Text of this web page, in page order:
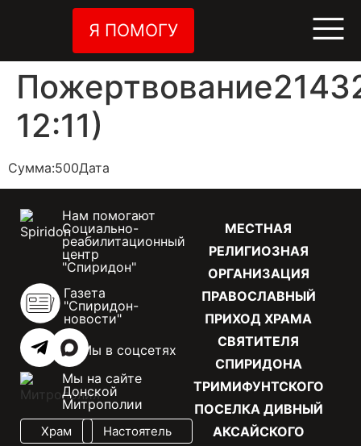
Я ПОМОГУ
12:11)
Сумма:500Дата
МЕСТНАЯ
РЕЛИГИОЗНАЯ
ОРГАНИЗАЦИЯ
ПРАВОСЛАВНЫЙ
ПРИХОД ХРАМА
СВЯТИТЕЛЯ
СПИРИДОНА
ТРИМИФУНТСКОГО
ПОСЕЛКА ДИВНЫЙ
АКСАЙСКОГО
Нам помогают
Социально-
реабилитационный
центр
"Спиридон"
Газета
"Спиридон-
новости"
Мы в соцсетях
Мы на сайте
Донской
Митрополии
Храм Настоятель